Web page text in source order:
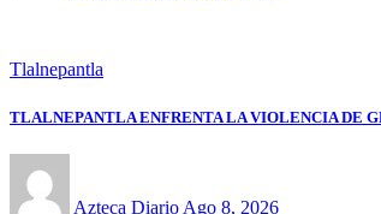
Tlalnepantla
TLALNEPANTLA ENFRENTA LA VIOLENCIA DE
Azteca Diario Ago 8, 2026